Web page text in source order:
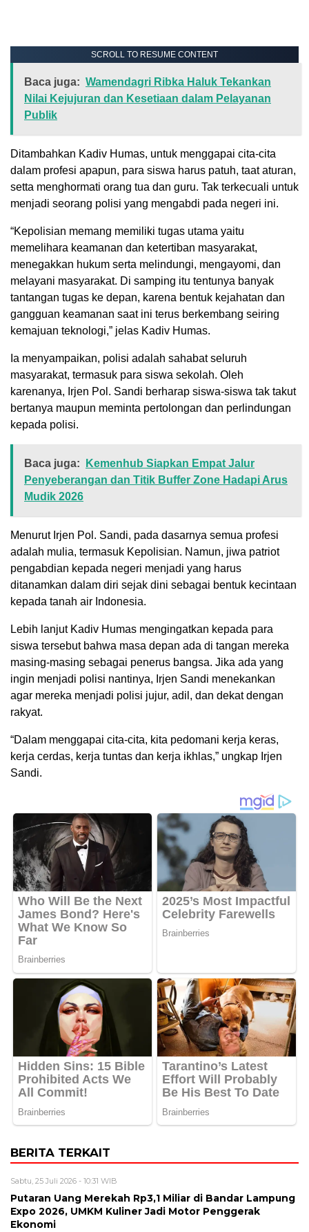
SCROLL TO RESUME CONTENT
Baca juga: Wamendagri Ribka Haluk Tekankan
Nilai Kejujuran dan Kesetiaan dalam Pelayanan
Publik
Ditambahkan Kadiv Humas, untuk menggapai cita-cita
dalam profesi apapun, para siswa harus patuh, taat aturan,
setta menghormati orang tua dan guru. Tak terkecuali untuk
menjadi seorang polisi yang mengabdi pada negeri ini.
“Kepolisian memang memiliki tugas utama yaitu
memelihara keamanan dan ketertiban masyarakat,
menegakkan hukum serta melindungi, mengayomi, dan
melayani masyarakat. Di samping itu tentunya banyak
tantangan tugas ke depan, karena bentuk kejahatan dan
gangguan keamanan saat ini terus berkembang seiring
kemajuan teknologi,” jelas Kadiv Humas.
Ia menyampaikan, polisi adalah sahabat seluruh
masyarakat, termasuk para siswa sekolah. Oleh
karenanya, Irjen Pol. Sandi berharap siswa-siswa tak takut
bertanya maupun meminta pertolongan dan perlindungan
kepada polisi.
Baca juga:
Kemenhub Siapkan Empat Jalur
Penyeberangan dan Titik Buffer Zone Hadapi Arus
Mudik 2026
Menurut Irjen Pol. Sandi, pada dasarnya semua profesi
adalah mulia, termasuk Kepolisian. Namun, jiwa patriot
pengabdian kepada negeri menjadi yang harus
ditanamkan dalam diri sejak dini sebagai bentuk kecintaan
kepada tanah air Indonesia.
Lebih lanjut Kadiv Humas mengingatkan kepada para
siswa tersebut bahwa masa depan ada di tangan mereka
masing-masing sebagai penerus bangsa. Jika ada yang
ingin menjadi polisi nantinya, Irjen Sandi menekankan
agar mereka menjadi polisi jujur, adil, dan dekat dengan
rakyat.
“Dalam menggapai cita-cita, kita pedomani kerja keras,
kerja cerdas, kerja tuntas dan kerja ikhlas,” ungkap Irjen
Sandi.
BERITA TERKAIT
Sabtu, 25 Juli 2026 - 10:31 WIB
Putaran Uang Merekah Rp3,1 Miliar di Bandar Lampung
Expo 2026, UMKM Kuliner Jadi Motor Penggerak
Ekonomi